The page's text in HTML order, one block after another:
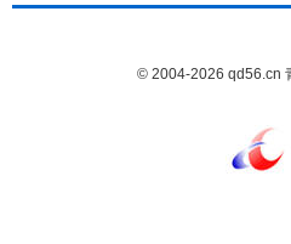
© 2004-2026 qd56.cn